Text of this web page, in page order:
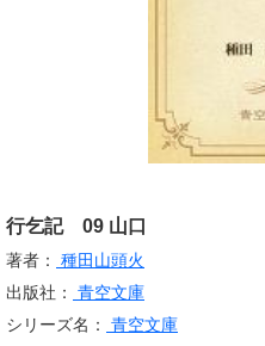
行乞記 09 山口
著者：
種田山頭火
出版社：
青空文庫
シリーズ名：
青空文庫